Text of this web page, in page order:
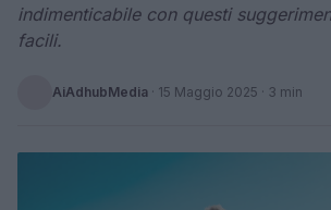
indimenticabile con questi
facili.
AiAdhubMedia · 15 Maggio 2025 · 3 min